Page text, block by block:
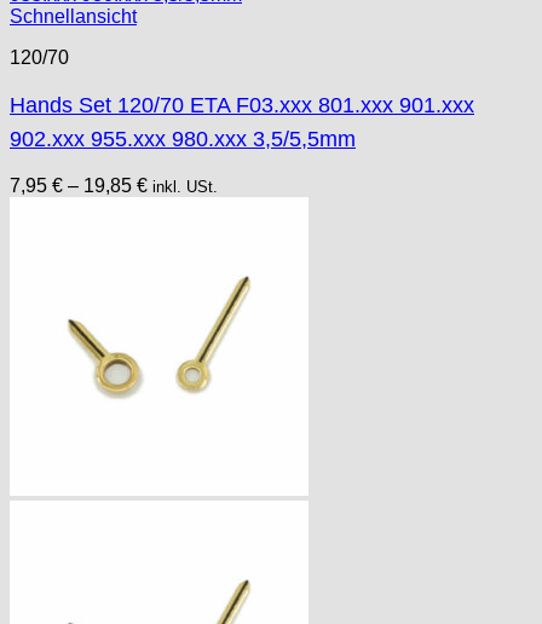
Schnellansicht
120/70
Hands Set 120/70 ETA F03.xxx 801.xxx 901.xxx
902.xxx 955.xxx 980.xxx 3,5/5,5mm
7,95 € – 19,85 € inkl. USt.